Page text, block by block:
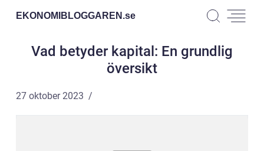
EKONOMIBLOGGAREN.se
Vad betyder kapital: En grundlig
översikt
27 oktober 2023